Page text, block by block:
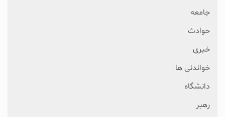
جامعه
حوادث
خبری
خواندنی ها
دانشگاه
رهبر